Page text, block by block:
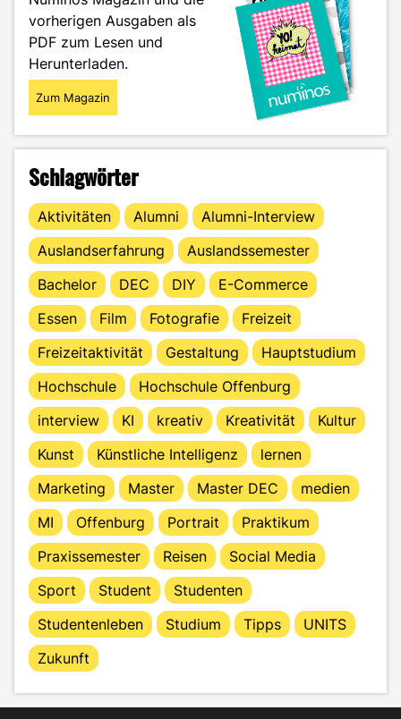
in
der
Kritik"
vorherigen Ausgaben als
PDF zum Lesen und
Herunterladen.
Zum Magazin
Schlagwörter
Aktivitäten Alumni
Alumni-Interview
Auslandserfahrung
Auslandssemester
Bachelor
DEC DIY
E-Commerce
Essen
Film Fotografie
Freizeit
Freizeitaktivität
Gestaltung
Hauptstudium
Hochschule
Hochschule Offenburg
interview
KI kreativ Kreativität
Kultur
Kunst
Künstliche Intelligenz
lernen
Marketing
Master Master DEC
medien
MI
Offenburg Portrait
Praktikum
Praxissemester
Reisen
Social Media
Sport
Student
Studenten
Studentenleben
Studium Tipps
UNITS
Zukunft